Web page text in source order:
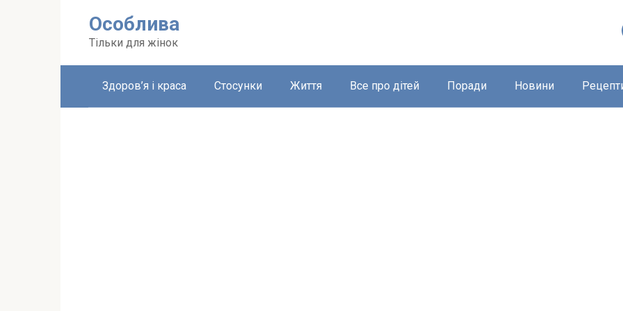
Особлива
Тільки для жінок
Здоров’я і краса Стосунки Життя Все про дітей Поради Новини